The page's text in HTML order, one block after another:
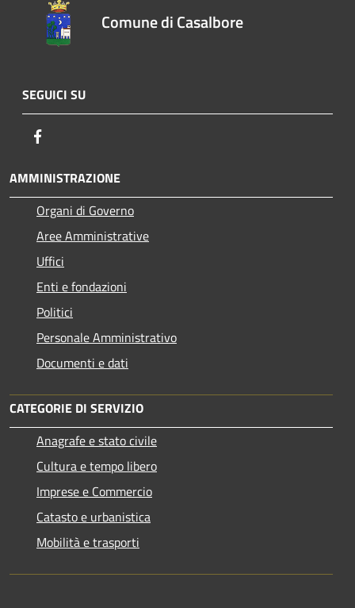
Comune di Casalbore
SEGUICI SU
AMMINISTRAZIONE
Organi di Governo
Aree Amministrative
Uffici
Enti e fondazioni
Politici
Personale Amministrativo
Documenti e dati
CATEGORIE DI SERVIZIO
Anagrafe e stato civile
Cultura e tempo libero
Imprese e Commercio
Catasto e urbanistica
Mobilità e trasporti